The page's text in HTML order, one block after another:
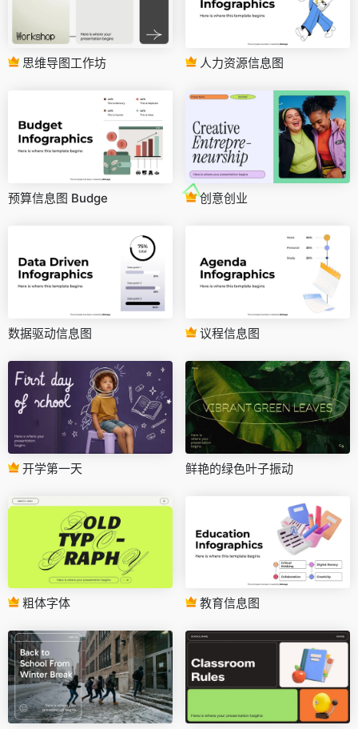
思维导图工作坊 人力资源信息图
预算信息图 Budge 创意创业
数据驱动信息图 议程信息图
开学第一天 鲜艳的绿色叶子振动
粗体字体 教育信息图